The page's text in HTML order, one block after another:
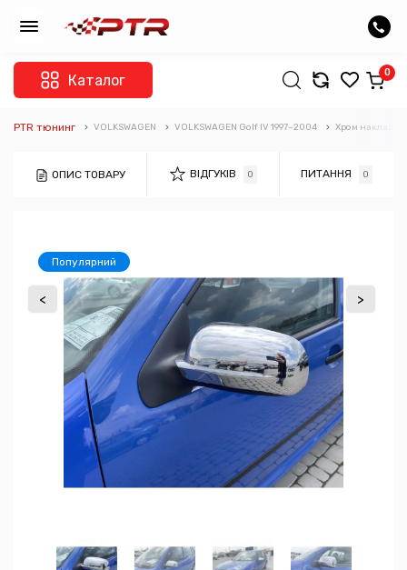
Каталог 0
PTR тюнинг VOLKSWAGEN VOLKSWAGEN Golf IV 1997–2004 Хром накладки
ОПИС ТОВАРУ ВІДГУКІВ 0 ПИТАННЯ 0
Популярний
< >